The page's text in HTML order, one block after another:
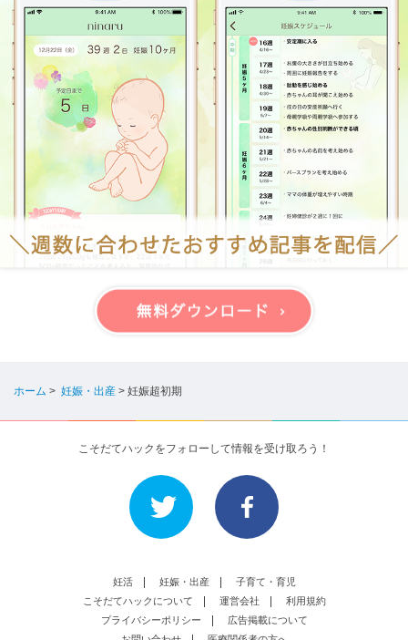
ホーム > 妊娠・出産 > 妊娠超初期
こそだてハックをフォローして情報を受け取ろう！
妊活 妊娠・出産
子育て・育児
こそだてハックについて
運営会社
利用規約
プライバシーポリシー
広告掲載について